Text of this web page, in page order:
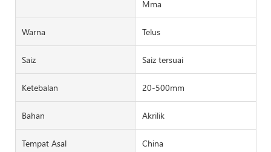
Mma
Warna Telus
Saiz Saiz tersuai
Ketebalan 20-500mm
Bahan Akrilik
Tempat Asal China